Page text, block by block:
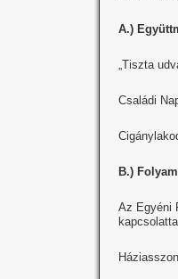
A.)
„Tiszta
Családi
B.)
Az Egyéni